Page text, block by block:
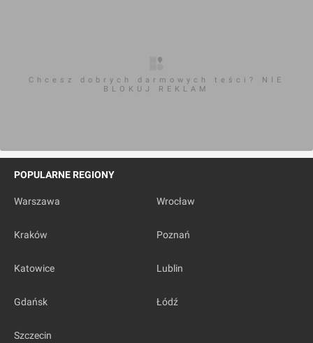
Chcesz dobrych darmowych teści? NIE
BLOKUJ REKLAM
POPULARNE REGIONY
Warszawa Wrocław
Kraków Poznań
Katowice Lublin
Gdańsk Łódź
Szczecin